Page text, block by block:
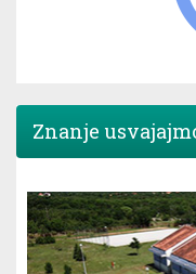
Znanje